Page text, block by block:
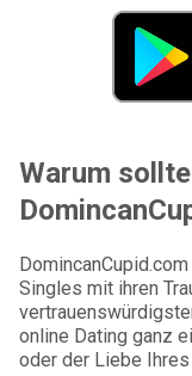
Warum
Singles mit ihren
online Dating ganz
oder der Liebe